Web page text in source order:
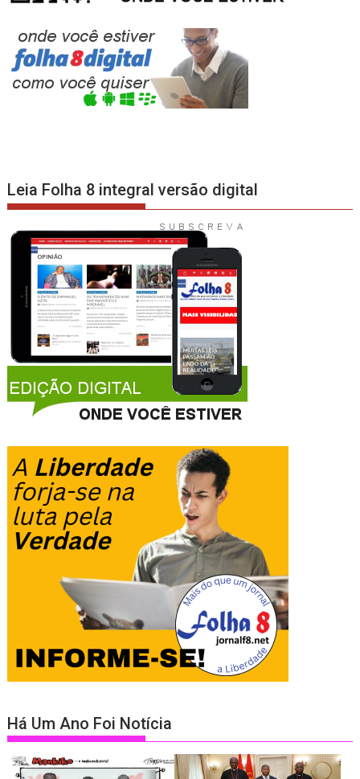
Leia Folha 8 integral versão digital
Há Um Ano Foi Notícia